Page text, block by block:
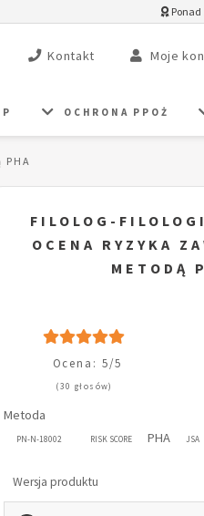
Kontakt Moje
OCHRONA PPOŻ
FILOLOG-
OCENA RYZYKA
METODĄ
Ocena: 5/5
(30 głosów)
Metoda
PN-N-18002 RISK SCORE PHA JSA
Wersja produktu